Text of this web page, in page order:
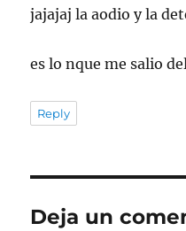
jajajaj la aodio y la
es lo nque me salio
Reply
Deja un